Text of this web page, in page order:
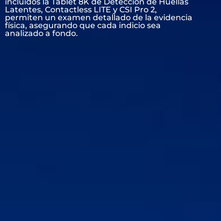
Latentes, Contactless LITE y CSI Pro 2,
permiten un examen detallado de la evidencia
física, asegurando que cada indicio sea
analizado a fondo.